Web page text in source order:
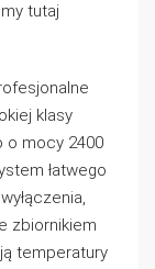
tutaj
klasy
o mocy 2400
łatwego
zbiornikiem
temperatury